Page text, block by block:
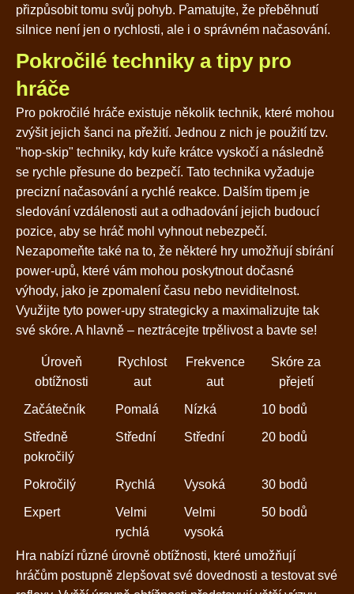
přizpůsobit tomu svůj pohyb. Pamatujte, že přeběhnutí
silnice není jen o rychlosti, ale i o správném načasování.
Pokročilé techniky a tipy pro
hráče
Pro pokročilé hráče existuje několik technik, které mohou
zvýšit jejich šanci na přežití. Jednou z nich je použití tzv.
"hop-skip" techniky, kdy kuře krátce vyskočí a následně
se rychle přesune do bezpečí. Tato technika vyžaduje
precizní načasování a rychlé reakce. Dalším tipem je
sledování vzdálenosti aut a odhadování jejich budoucí
pozice, aby se hráč mohl vyhnout nebezpečí.
Nezapomeňte také na to, že některé hry umožňují sbírání
power-upů, které vám mohou poskytnout dočasné
výhody, jako je zpomalení času nebo neviditelnost.
Využijte tyto power-upy strategicky a maximalizujte tak
své skóre. A hlavně – neztrácejte trpělivost a bavte se!
Úroveň
obtížnosti
Rychlost
aut
Frekvence
aut
Skóre za
přejetí
Začátečník Pomalá Nízká 10 bodů
Středně
pokročilý
Střední Střední 20 bodů
Pokročilý Rychlá Vysoká 30 bodů
Expert
Velmi
rychlá
Velmi
vysoká
50 bodů
Hra nabízí různé úrovně obtížnosti, které umožňují
hráčům postupně zlepšovat své dovednosti a testovat své